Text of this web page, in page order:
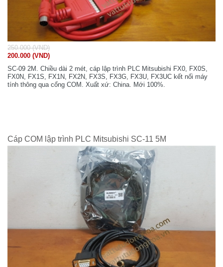
250.000 (VND)
200.000 (VND)
SC-09 2M. Chiều dài 2 mét, cáp lập trình PLC Mitsubishi FX0, FX0S,
FX0N, FX1S, FX1N, FX2N, FX3S, FX3G, FX3U, FX3UC kết nối máy
tính thông qua cổng COM. Xuất xứ: China. Mới 100%.
Cáp COM lập trình PLC Mitsubishi SC-11 5M